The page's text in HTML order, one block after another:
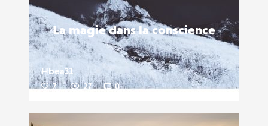
La magie dans la conscience
Hbea31
7 27 0